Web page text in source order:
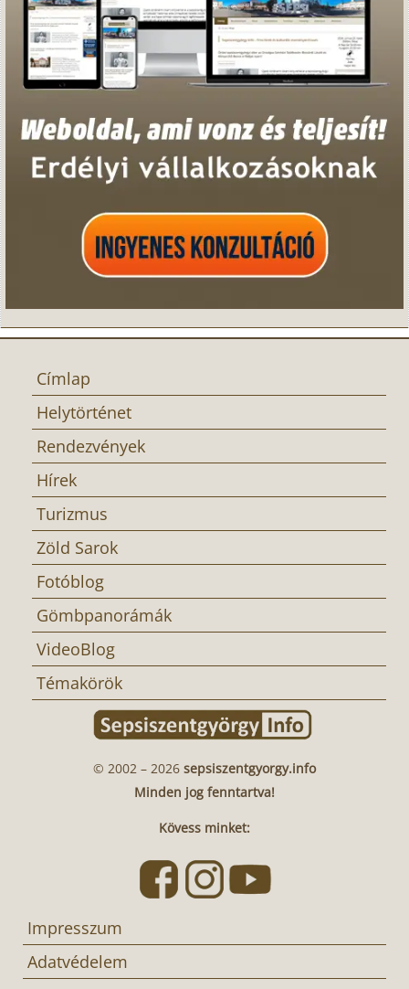
Címlap
Helytörténet
Rendezvények
Hírek
Turizmus
Zöld Sarok
Fotóblog
Gömbpanorámák
VideoBlog
Témakörök
© 2002 – 2026 sepsiszentgyorgy.info
Minden jog fenntartva!
Kövess minket:
Impresszum
Adatvédelem